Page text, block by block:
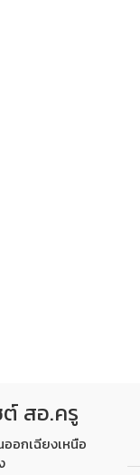
ต์ สอ.ครู
อกเฉียงเหนือ